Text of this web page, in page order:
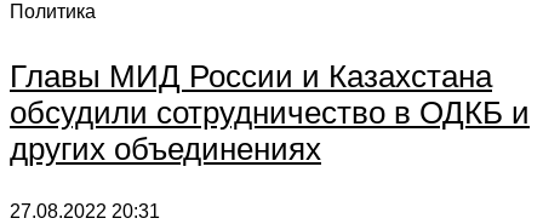
Политика
Главы МИД России и Казахстана
обсудили сотрудничество в ОДКБ и
других объединениях
27.08.2022 20:31